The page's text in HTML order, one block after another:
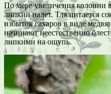
По мере увеличения колонии
липкий налет. Тля питается
избыток сахаров в виде
начинают неестественно
липкими на ощупь.